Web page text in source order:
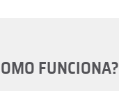
FUNCIONA?